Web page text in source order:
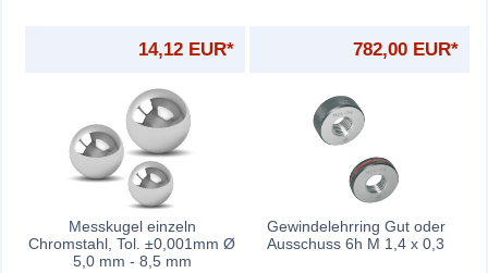
14,12 EUR* 782,00 EUR*
Messkugel einzeln
Chromstahl, Tol. ±0,001mm Ø
5,0 mm - 8,5 mm
Gewindelehrring Gut oder
Ausschuss 6h M 1,4 x 0,3